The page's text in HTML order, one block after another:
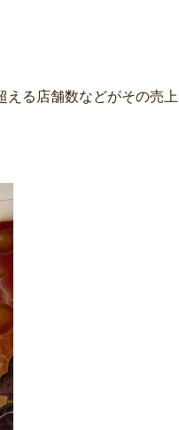
える店舗数などがその売